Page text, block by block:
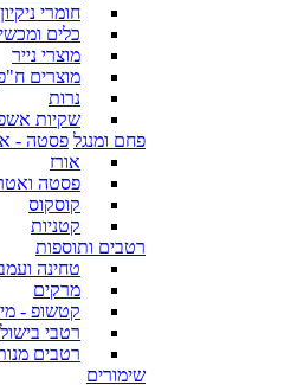
חומרי ניקיון
כלים
מוצרי נייר
מוצרים
נרות
שקיות
פחם ומנגל פסטה -
אורז
פסטה
קוסקוס
קטניות
רטבים ותוספות
טחינה
מרקים
קטשופ -
רטבי בישול
רטבים
שימורים